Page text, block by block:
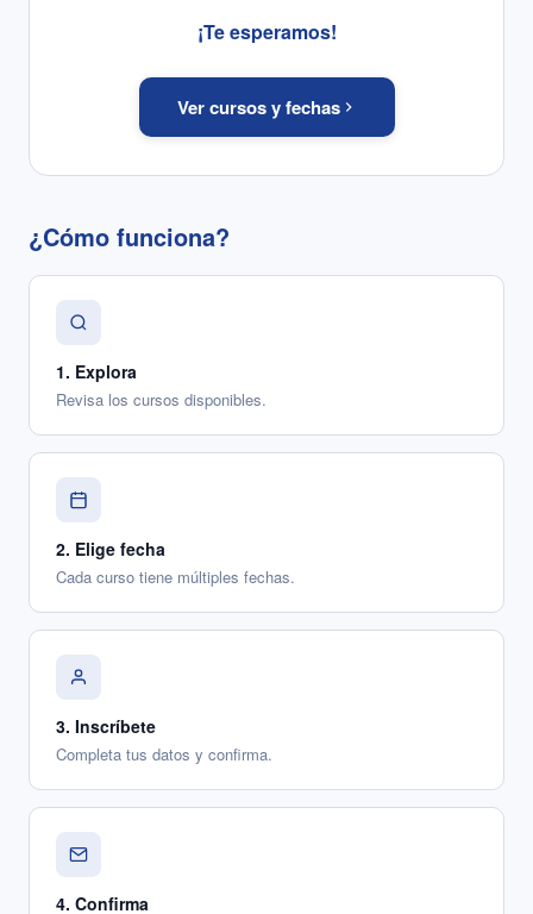
¡Te esperamos!
Ver cursos y fechas
¿Cómo funciona?
1. Explora
Revisa los cursos disponibles.
2. Elige fecha
Cada curso tiene múltiples fechas.
3. Inscríbete
Completa tus datos y confirma.
4. Confirma